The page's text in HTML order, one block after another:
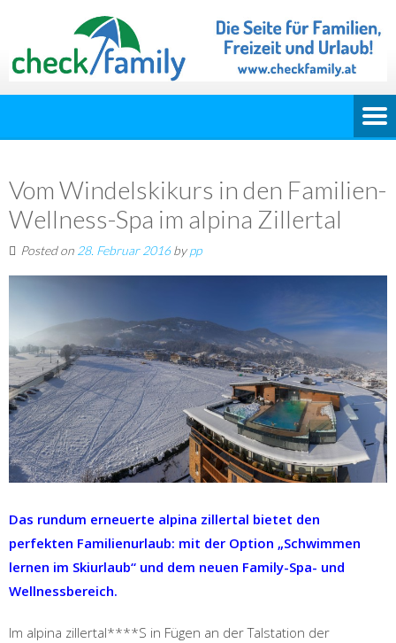
Vom Windelskikurs in den Familien-
Wellness-Spa im alpina Zillertal
Posted on 28. Februar 2016bypp
Das rundum erneuerte alpina zillertal bietet den
perfekten Familienurlaub: mit der Option „Schwimmen
lernen im Skiurlaub“ und dem neuen Family-Spa- und
Wellnessbereich.
Im alpina zillertal****S in Fügen an der Talstation der